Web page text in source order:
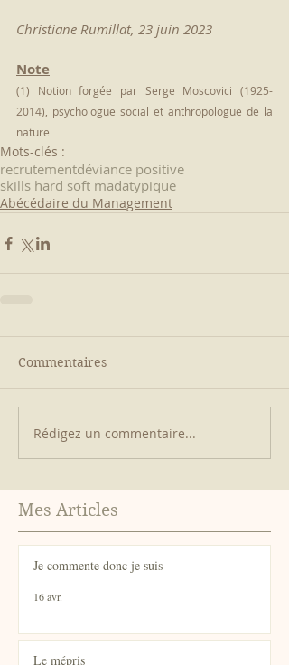
Christiane Rumillat, 23 juin 2023
Note
(1) Notion forgée par Serge Moscovici (1925-
2014), psychologue social et anthropologue de la
nature
Mots-clés :
recrutementdéviance positive
skills hard soft madatypique
Abécédaire du Management
Commentaires
Rédigez un commentaire...
Mes Articles
Je commente donc je suis
16 avr.
Le mépris